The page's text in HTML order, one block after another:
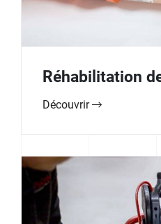
Réhabilitation
Découvrir